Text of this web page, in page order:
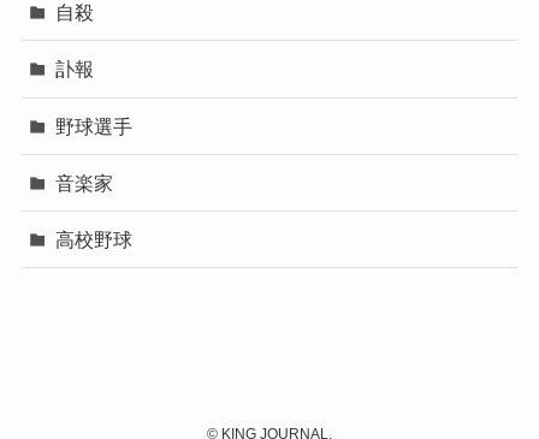
自殺
訃報
野球選手
音楽家
高校野球
© KING JOURNAL.